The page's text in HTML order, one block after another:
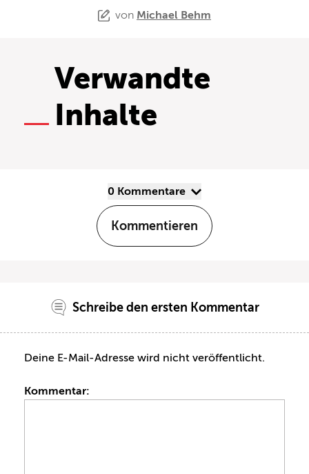
von Michael Behm
Verwandte
Inhalte
0 Kommentare
Kommentieren
Schreibe den ersten Kommentar
Deine E-Mail-Adresse wird nicht veröffentlicht.
Kommentar: